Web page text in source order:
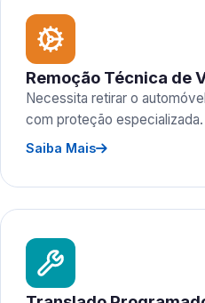
Remoção Técnica de
Necessita retirar o
com proteção especializada.
Saiba Mais